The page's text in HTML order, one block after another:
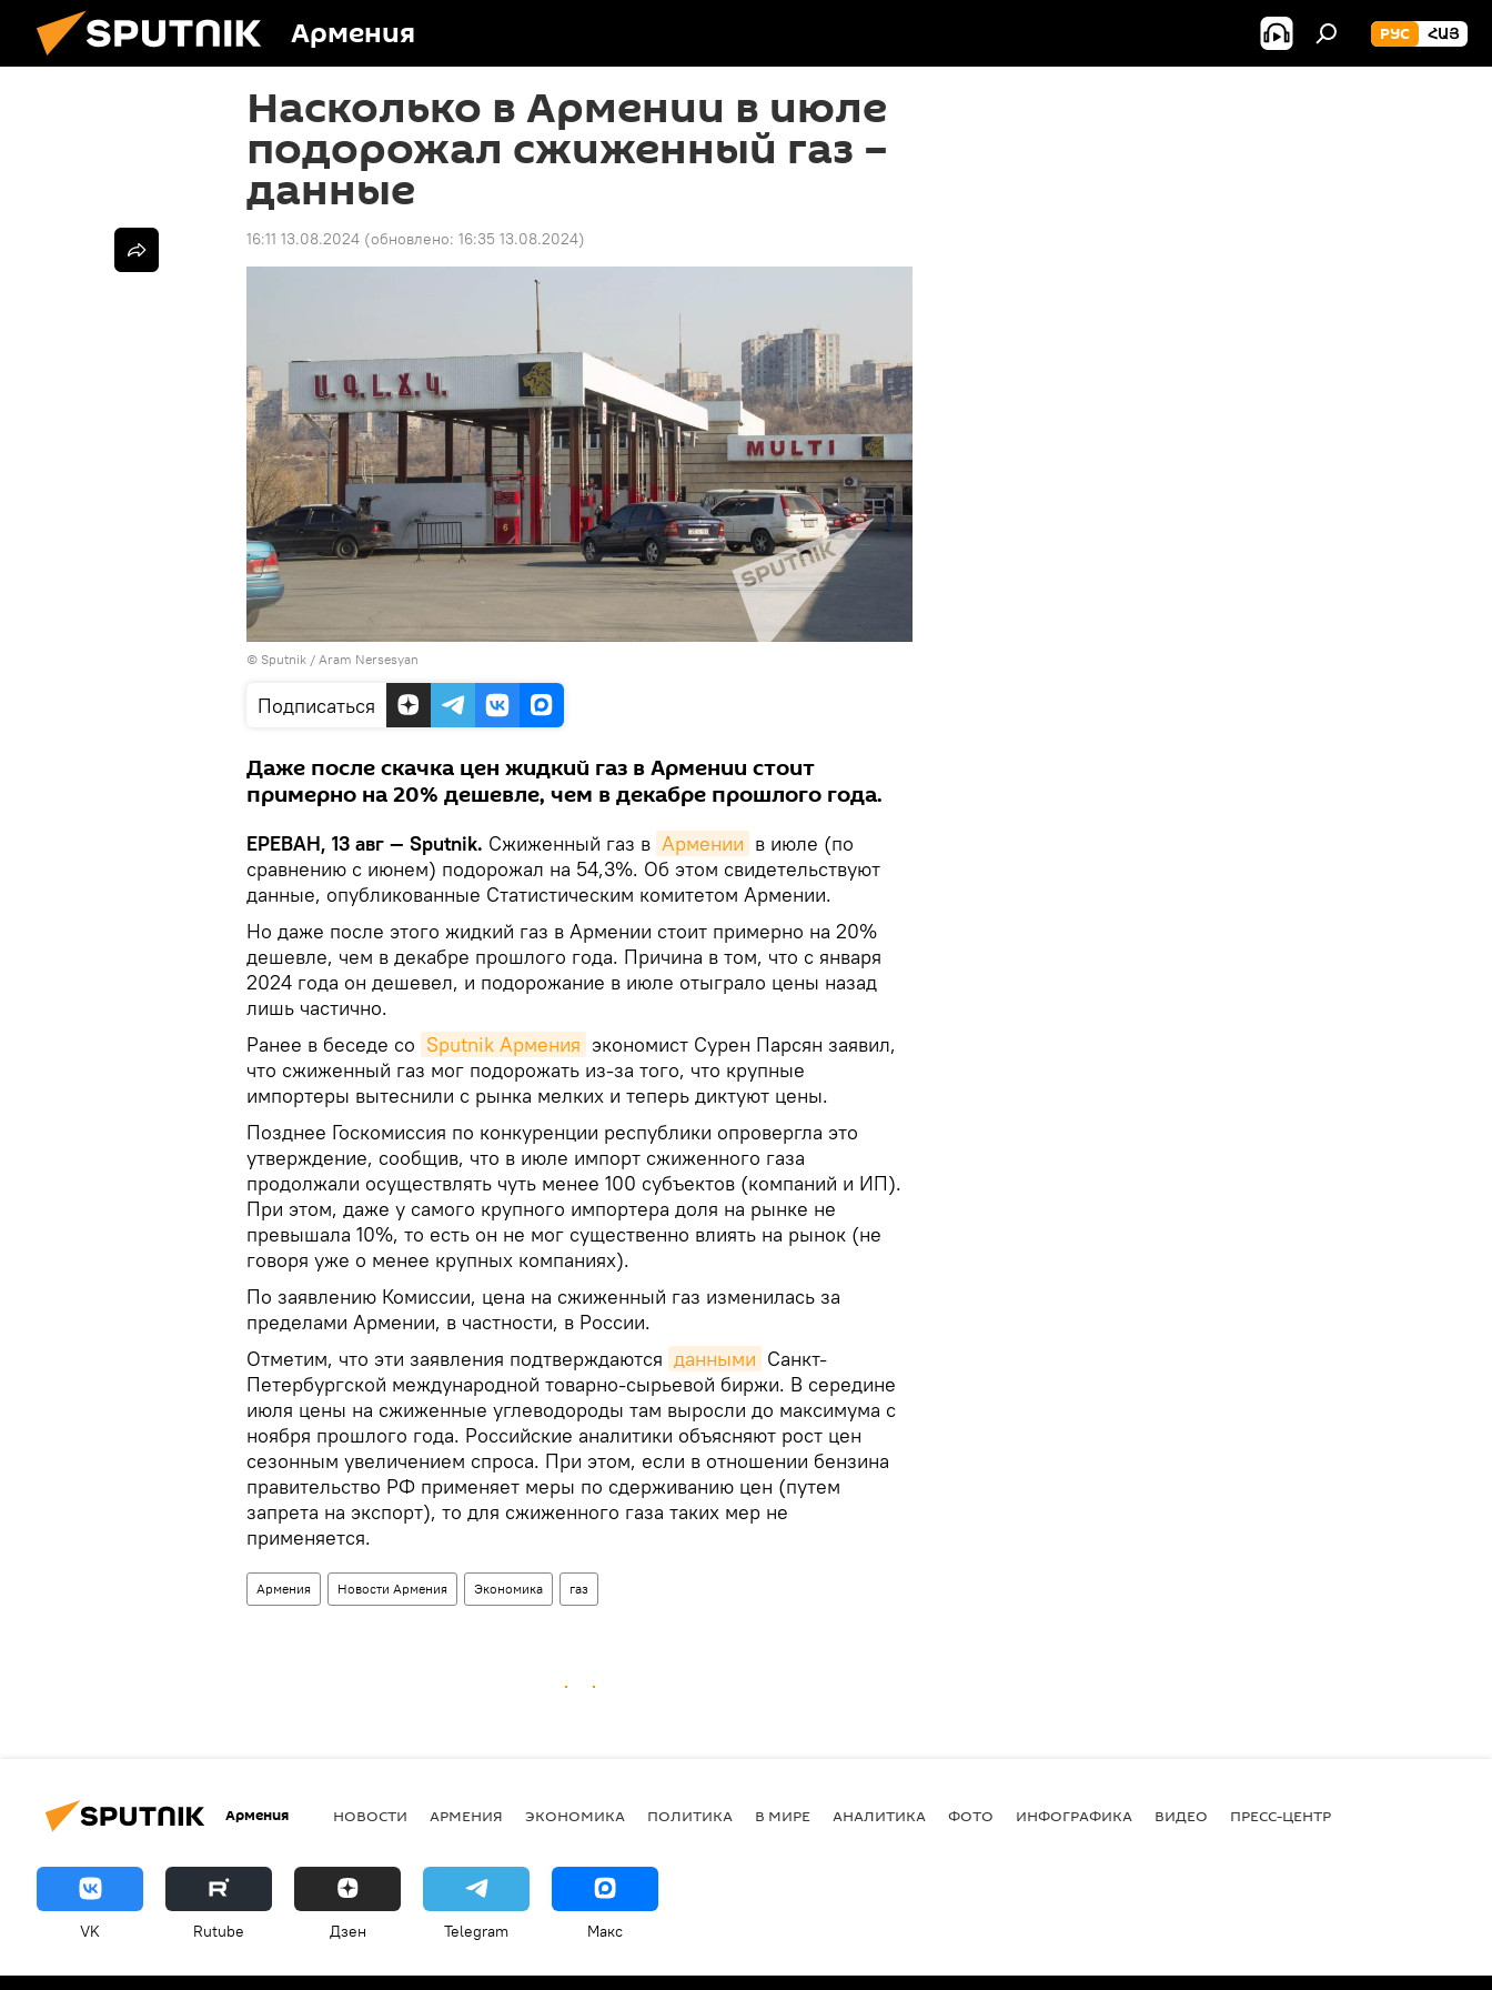
Армения РУС ՀԱՅ
Насколько в Армении в июле
подорожал сжиженный газ –
данные
16:11 13.08.2024 (обновлено: 16:35 13.08.2024)
© Sputnik / Aram Nersesyan
Подписаться
Даже после скачка цен жидкий газ в Армении стоит
примерно на 20% дешевле, чем в декабре прошлого года.
ЕРЕВАН, 13 авг — Sputnik. Сжиженный газ в Армении в июле (по
сравнению с июнем) подорожал на 54,3%. Об этом свидетельствуют
данные, опубликованные Статистическим комитетом Армении.
Но даже после этого жидкий газ в Армении стоит примерно на 20%
дешевле, чем в декабре прошлого года. Причина в том, что с января
2024 года он дешевел, и подорожание в июле отыграло цены назад
лишь частично.
Ранее в беседе со Sputnik Армения экономист Сурен Парсян заявил,
что сжиженный газ мог подорожать из-за того, что крупные
импортеры вытеснили с рынка мелких и теперь диктуют цены.
Позднее Госкомиссия по конкуренции республики опровергла это
утверждение, сообщив, что в июле импорт сжиженного газа
продолжали осуществлять чуть менее 100 субъектов (компаний и ИП).
При этом, даже у самого крупного импортера доля на рынке не
превышала 10%, то есть он не мог существенно влиять на рынок (не
говоря уже о менее крупных компаниях).
По заявлению Комиссии, цена на сжиженный газ изменилась за
пределами Армении, в частности, в России.
Отметим, что эти заявления подтверждаются данными Санкт-
Петербургской международной товарно-сырьевой биржи. В середине
июля цены на сжиженные углеводороды там выросли до максимума с
ноября прошлого года. Российские аналитики объясняют рост цен
сезонным увеличением спроса. При этом, если в отношении бензина
правительство РФ применяет меры по сдерживанию цен (путем
запрета на экспорт), то для сжиженного газа таких мер не
применяется.
Армения Новости Армения Экономика газ
Армения НОВОСТИ АРМЕНИЯ ЭКОНОМИКА ПОЛИТИКА В МИРЕ АНАЛИТИКА ФОТО ИНФОГРАФИКА ВИДЕО ПРЕСС-ЦЕНТР
VK Rutube Дзен Telegram Макс